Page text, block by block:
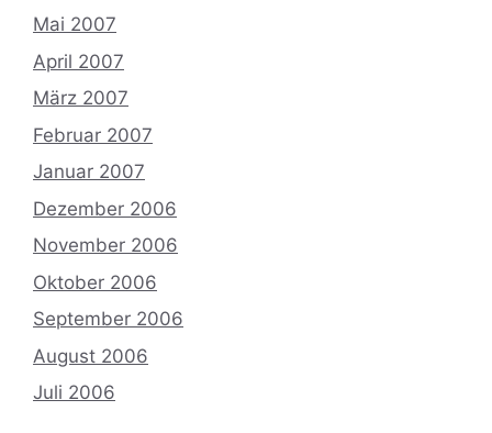
Mai 2007
April 2007
März 2007
Februar 2007
Januar 2007
Dezember 2006
November 2006
Oktober 2006
September 2006
August 2006
Juli 2006